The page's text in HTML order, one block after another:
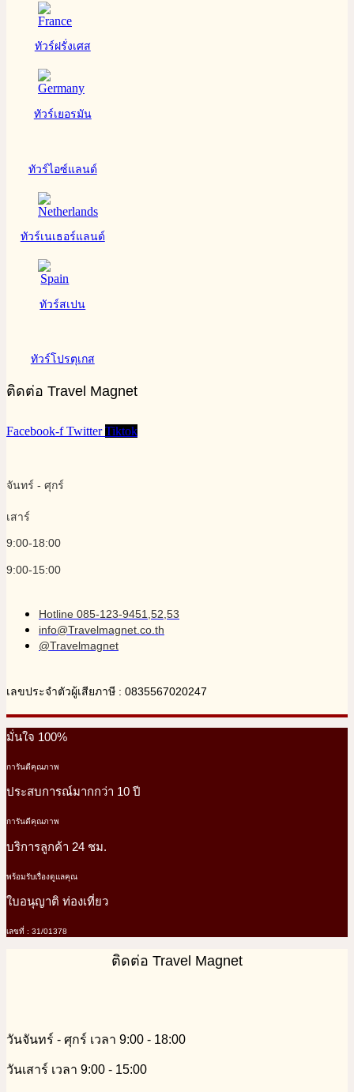
ทัวร์ฝรั่งเศส
ทัวร์เยอรมัน
ทัวร์ไอซ์แลนด์
ทัวร์เนเธอร์แลนด์
ทัวร์สเปน
ทัวร์โปรตุเกส
ติดต่อ Travel Magnet
Facebook-f Twitter Tiktok
จันทร์ - ศุกร์
เสาร์
9:00-18:00
9:00-15:00
Hotline 085-123-9451,52,53
info@Travelmagnet.co.th
@Travelmagnet
เลขประจำตัวผู้เสียภาษี : 0835567020247
มั่นใจ 100%
การันตีคุณภาพ
ประสบการณ์มากกว่า 10 ปี
การันตีคุณภาพ
บริการลูกค้า 24 ชม.
พร้อมรับเรื่องดูแลคุณ
ใบอนุญาติ ท่องเที่ยว
เลขที่ : 31/01378
ติดต่อ Travel Magnet
วันจันทร์ - ศุกร์ เวลา 9:00 - 18:00
วันเสาร์ เวลา 9:00 - 15:00